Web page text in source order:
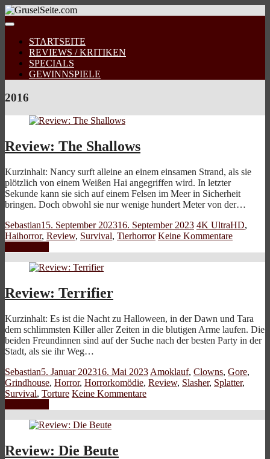
STARTSEITE
REVIEWS / KRITIKEN
SPECIALS
GEWINNSPIELE
2016
Review: The Shallows
Kurzinhalt: Nancy surft alleine an einem einsamen Strand, als sie
plötzlich von einem Weißen Hai angegriffen wird. In letzter
Sekunde kann sie sich auf einem Felsen im Meer in Sicherheit
bringen. Doch obwohl sie nur wenige hundert Meter von der…
Sebastian15. September 202316. September 2023 4K UltraHD,
Haihorror, Review, Survival, Tierhorror Keine Kommentare
Review: Terrifier
Kurzinhalt: Es ist die Nacht zu Halloween, in der Dawn und Tara
dem schlimmsten Killer aller Zeiten in die blutigen Arme laufen. Die
beiden Freundinnen sind auf der Suche nach der besten Party in der
Stadt, als sie ihr Weg…
Sebastian5. Januar 202316. Mai 2023 Amoklauf, Clowns, Gore,
Grindhouse, Horror, Horrorkomödie, Review, Slasher, Splatter,
Survival, Torture Keine Kommentare
Review: Die Beute